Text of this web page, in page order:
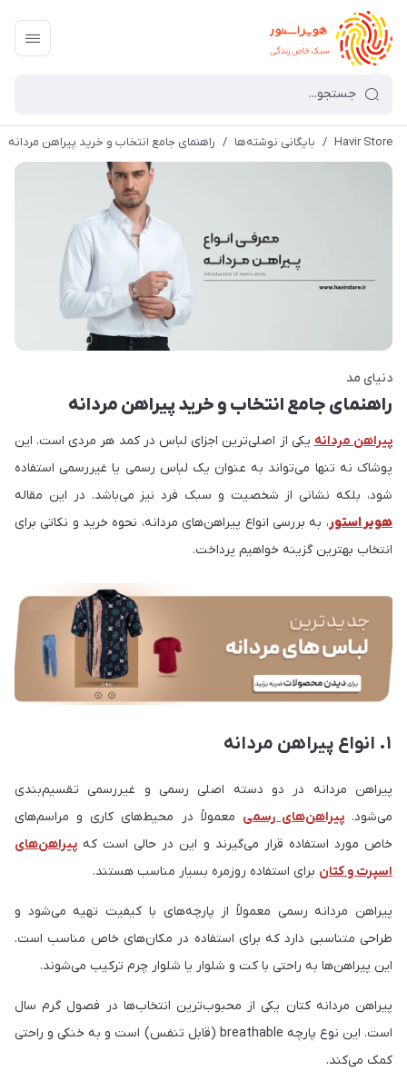
Havir Store
/ بایگانی نوشته‌ها / راهنمای جامع انتخاب و خرید پیراهن مردانه
دنیای مد
راهنمای جامع انتخاب و خرید پیراهن مردانه
پیراهن مردانهیکی از اصلی‌ترین اجزای لباس در کمد هر مردی است. این
پوشاک نه تنها می‌تواند به عنوان یک لباس رسمی یا غیررسمی استفاده
شود، بلکه نشانی از شخصیت و سبک فرد نیز می‌باشد. در این مقاله
هویر استور، به بررسی انواع پیراهن‌های مردانه، نحوه خرید و نکاتی برای
انتخاب بهترین گزینه خواهیم پرداخت.
پیراهن مردانه در دو دسته اصلی رسمی و غیررسمی تقسیم‌بندی
می‌شود.پیراهن‌های رسمی معمولاً در محیط‌های کاری و مراسم‌های
خاص مورد استفاده قرار می‌گیرند و این در حالی است که پیراهن‌های
اسپرت و کتان برای استفاده روزمره بسیار مناسب هستند.
پیراهن مردانه رسمی معمولاً از پارچه‌های با کیفیت تهیه می‌شود و
طراحی متناسبی دارد که برای استفاده در مکان‌های خاص مناسب است.
این پیراهن‌ها به راحتی با کت و شلوار یا شلوار چرم ترکیب می‌شوند.
پیراهن مردانه کتان یکی از محبوب‌ترین انتخاب‌ها در فصول گرم سال
است. این نوع پارچه breathable (قابل تنفس) است و به خنکی و راحتی
کمک می‌کند.